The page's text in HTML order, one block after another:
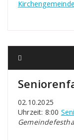
Kirchengemeinde
02.10.2025
Uhrzeit: 8:00